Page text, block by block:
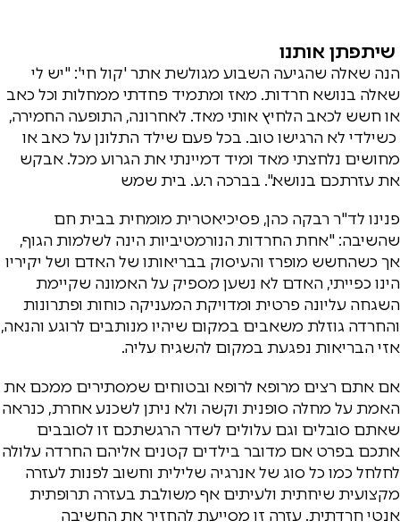
שיתפתן אותנו
הנה שאלה שהגיעה השבוע מגולשת אתר 'קול חי': "יש לי
שאלה בנושא חרדות. מאז ומתמיד פחדתי ממחלות וכל כאב
או חשש לכאב הלחיץ אותי מאד. לאחרונה, התופעה החמירה,
כשילדי לא הרגישו טוב. בכל פעם שילד התלונן על כאב או
מחושים נלחצתי מאד ומיד דמיינתי את הגרוע מכל. אבקש
את עזרתכם בנושא.". בברכה ר.ע. בית שמש
פנינו לד"ר רבקה כהן, פסיכיאטרית מומחית בבית חם
שהשיבה: "אחת החרדות הנורמטיביות הינה לשלמות הגוף,
אך כשהחשש מופרז והעיסוק בבריאותו של האדם ושל יקיריו
הינו כפייתי, האדם לא נשען מספיק על האמונה שקיימת
השגחה עליונה פרטית ומדויקת המעניקה כוחות ופתרונות
והחרדה גוזלת משאבים במקום שיהיו מנותבים לרוגע והנאה,
אזי הבריאות נפגעת במקום להשגיח עליה.
אם אתם רצים מרופא לרופא ובטוחים שמסתירים ממכם את
האמת על מחלה סופנית וקשה ולא ניתן לשכנע אחרת, כנראה
שאתם סובלים וגם עלולים לשדר הרגשתכם זו לסובבים
אתכם בפרט אם מדובר בילדים קטנים אליהם החרדה עלולה
לחלחל כמו כל סוג של אנרגיה שלילית וחשוב לפנות לעזרה
מקצועית שיחתית ולעיתים אף משולבת בעזרה תרופתית
אנטי חרדתית. עזרה זו מסייעת להחזיר את החשיבה